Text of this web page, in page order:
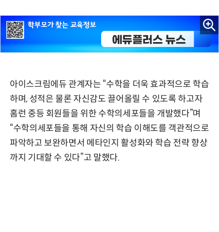
아이스크림에듀 관계자는 “수학을 더욱 효과적으로 학습
하며, 성적은 물론 자신감도 끌어올릴 수 있도록 하고자
홈런 중등 회원들을 위한 수학의세포들을 개발했다”며
“수학의세포들을 통해 자신의 학습 이해도를 객관적으로
파악하고 보완하면서 메타인지 활성화와 학습 전략 향상
까지 기대할 수 있다”고 말했다.